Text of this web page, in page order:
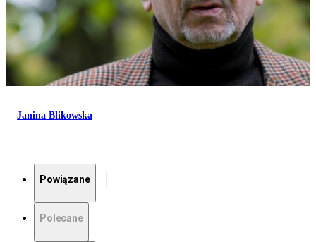
Janina Blikowska
Powiązane
Polecane